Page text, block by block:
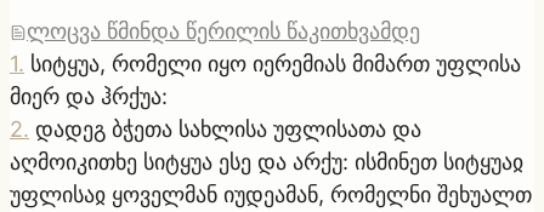
ლოცვა წმინდა წერილის წაკითხვამდე
1. სიტყუა, რომელი იყო იერემიას მიმართ უფლისა
მიერ და ჰრქუა:
2. დადეგ ბჭეთა სახლისა უფლისათა და
აღმოიკითხე სიტყუა ესე და არქუ: ისმინეთ სიტყუაჲ
უფლისაჲ ყოველმან იუდეამან, რომელნი შეხუალთ